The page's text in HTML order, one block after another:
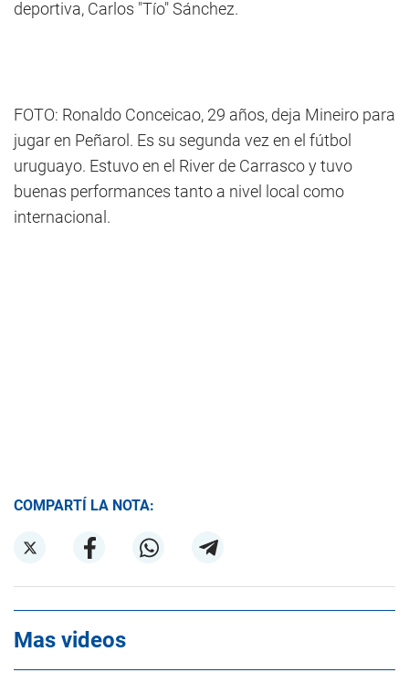
deportiva, Carlos "Tío" Sánchez.
FOTO: Ronaldo Conceicao, 29 años, deja Mineiro para
jugar en Peñarol. Es su segunda vez en el fútbol
uruguayo. Estuvo en el River de Carrasco y tuvo
buenas performances tanto a nivel local como
internacional.
COMPARTÍ LA NOTA:
Mas videos